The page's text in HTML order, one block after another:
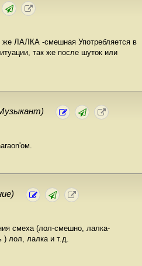
же ЛАЛКА -смешная Употребляется в
так же после шуток или
смеха (лол-смешно, лалка-
) лол, лалка и т.д.